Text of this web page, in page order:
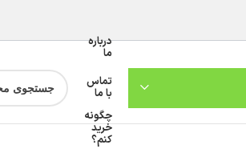
درباره
ما
تماس
با ما
چگونه
خرید
کنم؟